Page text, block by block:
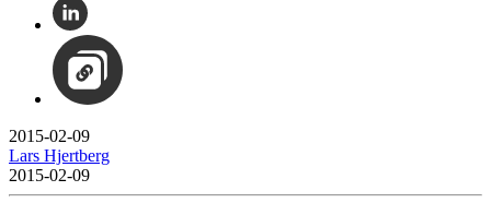
2015-02-09
Lars Hjertberg
2015-02-09